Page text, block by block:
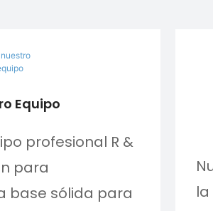
Equipo
profesional R &
para
base sólida para